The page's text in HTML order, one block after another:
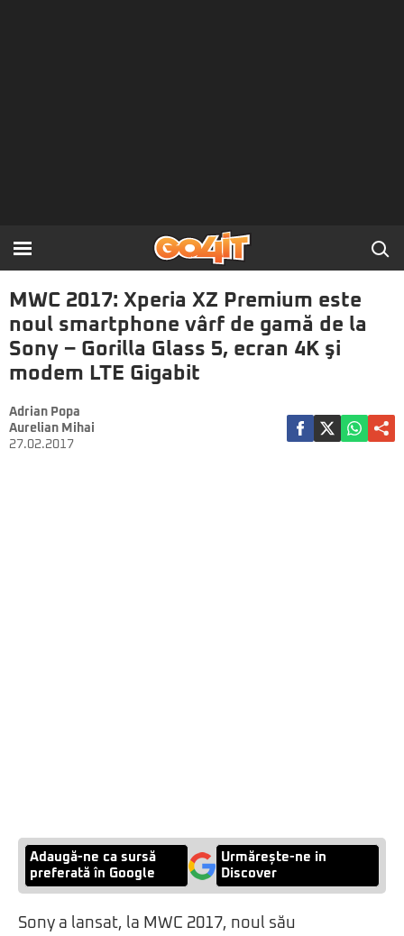
MWC 2017: Xperia XZ Premium este
noul smartphone vârf de gamă de la
Sony – Gorilla Glass 5, ecran 4K şi
modem LTE Gigabit
Adrian Popa
Aurelian Mihai
27.02.2017
Adaugă-ne ca sursă
preferată în Google
Urmărește-ne in
Discover
Sony a lansat, la MWC 2017, noul său